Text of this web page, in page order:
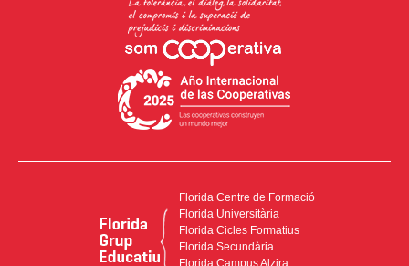
Florida Centre de Formació
Florida Universitària
Florida Cicles Formatius
Florida Secundària
Florida Campus Alzira